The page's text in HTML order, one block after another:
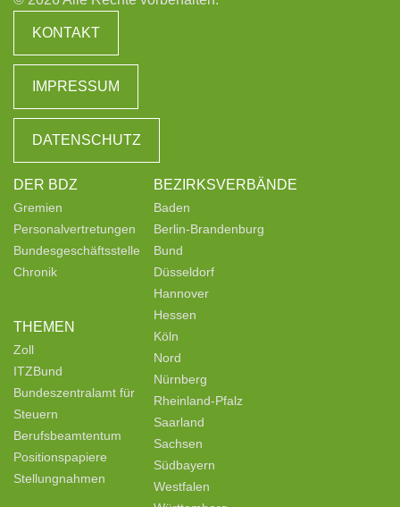
KONTAKT
IMPRESSUM
DATENSCHUTZ
DER BDZ
Gremien
Personalvertretungen
Bundesgeschäftsstelle
Chronik
THEMEN
Zoll
ITZBund
Bundeszentralamt für
Steuern
Berufsbeamtentum
Positionspapiere
Stellungnahmen
BEZIRKSVERBÄNDE
Baden
Berlin-Brandenburg
Bund
Düsseldorf
Hannover
Hessen
Köln
Nord
Nürnberg
Rheinland-Pfalz
Saarland
Sachsen
Südbayern
Westfalen